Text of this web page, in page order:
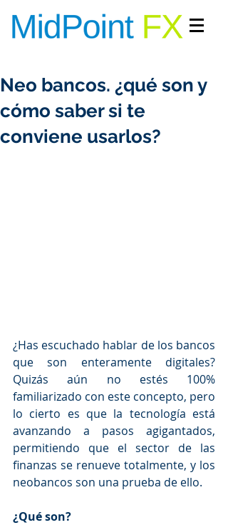
Neo bancos. ¿qué son y
cómo saber si te
conviene usarlos?
¿Has escuchado hablar de los bancos
que son enteramente digitales?
Quizás aún no estés 100%
familiarizado con este concepto, pero
lo cierto es que la tecnología está
avanzando a pasos agigantados,
permitiendo que el sector de las
finanzas se renueve totalmente, y los
neobancos son una prueba de ello.
¿Qué son?